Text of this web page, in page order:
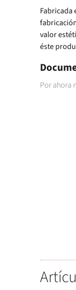
Fabricada
valor
éste
Por ahora